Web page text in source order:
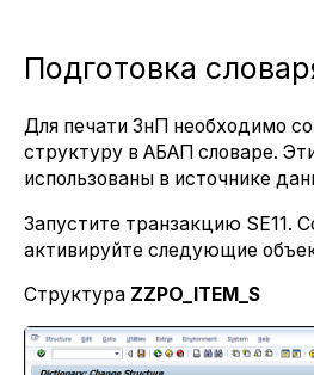
Подготовка
Для печати ЗнП необходимо
структуру в АБАП словаре.
использованы в источнике
Запустите транзакцию SE11.
активируйте следующие
Структура ZZPO_ITEM_S